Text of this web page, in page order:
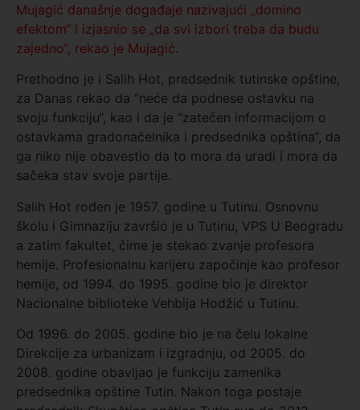
Mujagić današnje događaje nazivajući „domino
efektom“ i izjasnio se „da svi izbori treba da budu
zajedno“, rekao je Mujagić.
Prethodno je i Salih Hot, predsednik tutinske opštine,
za Danas rekao da “neće da podnese ostavku na
svoju funkciju“, kao i da je “zatečen informacijom o
ostavkama gradonačelnika i predsednika opština“, da
ga niko nije obavestio da to mora da uradi i mora da
sačeka stav svoje partije.
Salih Hot rođen je 1957. godine u Tutinu. Osnovnu
školu i Gimnaziju završio je u Tutinu, VPS U Beogradu
a zatim fakultet, čime je stekao zvanje profesora
hemije. Profesionalnu karijeru započinje kao profesor
hemije, od 1994. do 1995. godine bio je direktor
Nacionalne biblioteke Vehbija Hodžić u Tutinu.
Od 1996. do 2005. godine bio je na čelu lokalne
Direkcije za urbanizam i izgradnju, od 2005. do
2008. godine obavljao je funkciju zamenika
predsednika opštine Tutin. Nakon toga postaje